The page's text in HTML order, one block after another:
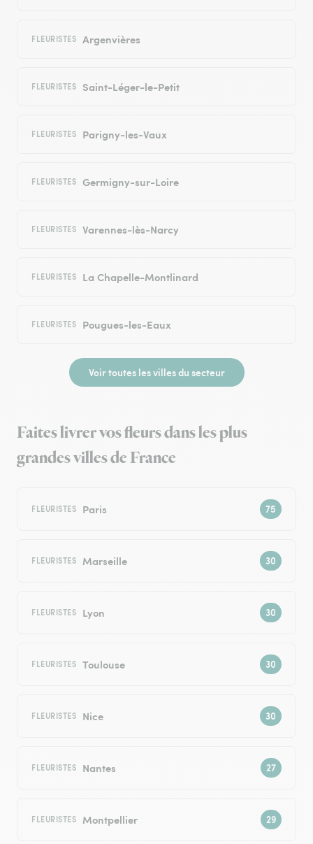
FLEURISTES Argenvières
FLEURISTES Saint-Léger-le-Petit
FLEURISTES Parigny-les-Vaux
FLEURISTES Germigny-sur-Loire
FLEURISTES Varennes-lès-Narcy
FLEURISTES La Chapelle-Montlinard
FLEURISTES Pougues-les-Eaux
Voir toutes les villes du secteur
Faites livrer vos fleurs dans les plus
grandes villes de France
FLEURISTES Paris
FLEURISTES Marseille
FLEURISTES Lyon
FLEURISTES Toulouse
FLEURISTES Nice
FLEURISTES Nantes
FLEURISTES Montpellier